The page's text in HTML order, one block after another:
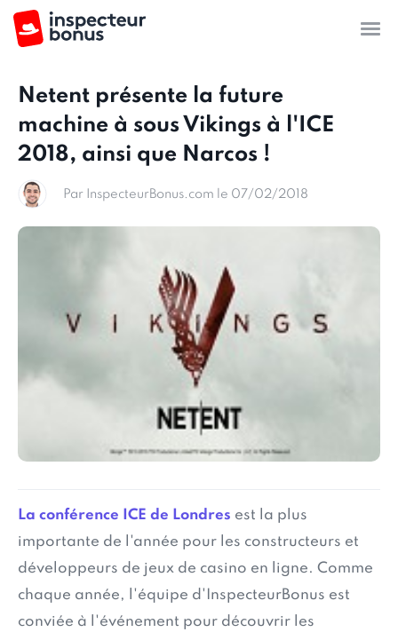
Netent présente la future
machine à sous Vikings à l'ICE
2018, ainsi que Narcos !
Par InspecteurBonus.com le 07/02/2018
La conférence ICE de Londres est la plus
importante de l'année pour les constructeurs et
développeurs de jeux de casino en ligne. Comme
chaque année, l'équipe d'InspecteurBonus est
conviée à l'événement pour découvrir les